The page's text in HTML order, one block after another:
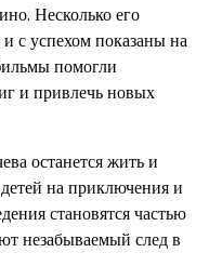
Несколько его
с успехом показаны на
помогли
и привлечь новых
останется жить и
на приключения и
становятся частью
незабываемый след в